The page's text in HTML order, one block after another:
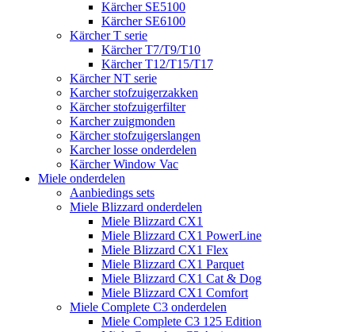
Kärcher SE5100
Kärcher SE6100
Kärcher T serie
Kärcher T7/T9/T10
Kärcher T12/T15/T17
Kärcher NT serie
Karcher stofzuigerzakken
Kärcher stofzuigerfilter
Karcher zuigmonden
Kärcher stofzuigerslangen
Karcher losse onderdelen
Kärcher Window Vac
Miele onderdelen
Aanbiedings sets
Miele Blizzard onderdelen
Miele Blizzard CX1
Miele Blizzard CX1 PowerLine
Miele Blizzard CX1 Flex
Miele Blizzard CX1 Parquet
Miele Blizzard CX1 Cat & Dog
Miele Blizzard CX1 Comfort
Miele Complete C3 onderdelen
Miele Complete C3 125 Edition